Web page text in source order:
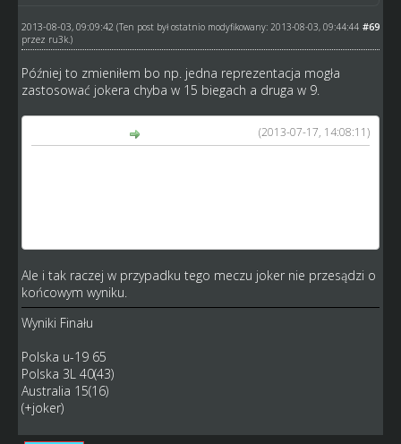
#69
2013-08-03, 09:09:42 (Ten post był ostatnio modyfikowany: 2013-08-03, 09:44:44
przez ru3k.)
Później to zmieniłem bo np. jedna reprezentacja mogła
zastosować jokera chyba w 15 biegach a druga w 9.
(2013-07-17, 14:08:11)
Ale i tak raczej w przypadku tego meczu joker nie przesądzi o
końcowym wyniku.
Wyniki Finału
Polska u-19 65
Polska 3L 40(43)
Australia 15(16)
(+joker)